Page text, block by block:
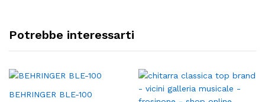
Potrebbe interessarti
BEHRINGER BLE-100